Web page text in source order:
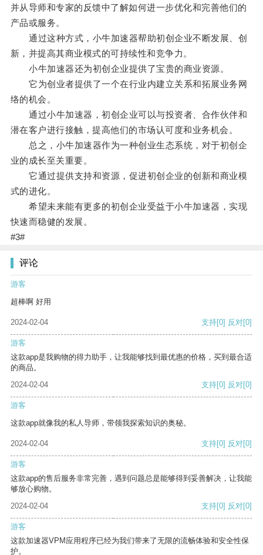
并从导师和专家的反馈中了解如何进一步优化和完善他们的
产品或服务。
通过这种方式，小牛加速器帮助初创企业不断发展、创
新，并提高其商业模式的可持续性和竞争力。
小牛加速器还为初创企业提供了宝贵的商业资源。
它为创业者提供了一个在行业内建立关系和拓展业务网
络的机会。
通过小牛加速器，初创企业可以与投资者、合作伙伴和
潜在客户进行接触，提高他们的市场认可度和业务机会。
总之，小牛加速器作为一种创业生态系统，对于初创企
业的成长至关重要。
它通过提供支持和资源，促进初创企业的创新和商业模
式的进化。
希望未来能有更多的初创企业受益于小牛加速器，实现
快速而稳健的发展。
#3#
评论
游客
超棒啊 好用
2024-02-04 支持[0] 反对[0]
游客
这款app是我购物的得力助手，让我能够找到最优惠的价格，买到最合适
的商品。
2024-02-04
支持[0] 反对[0]
游客
这款app就像我的私人导师，带领我探索知识的奥秘。
2024-02-04 支持[0] 反对[0]
游客
这款app的售后服务非常完善，遇到问题总是能够得到妥善解决，让我能
够放心购物。
2024-02-04
支持[0] 反对[0]
游客
这款加速器VPM应用程序已经为我们带来了无限的流畅体验和安全性保
护。